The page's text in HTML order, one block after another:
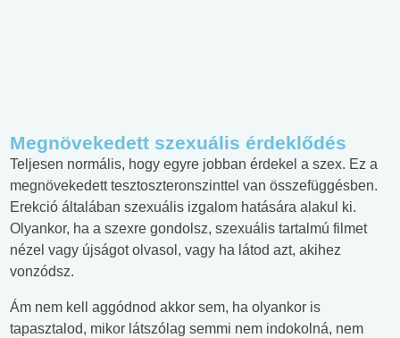
Megnövekedett szexuális érdeklődés
Teljesen normális, hogy egyre jobban érdekel a szex. Ez a
megnövekedett tesztoszteronszinttel van összefüggésben.
Erekció általában szexuális izgalom hatására alakul ki.
Olyankor, ha a szexre gondolsz, szexuális tartalmú filmet
nézel vagy újságot olvasol, vagy ha látod azt, akihez
vonzódsz.
Ám nem kell aggódnod akkor sem, ha olyankor is
tapasztalod, mikor látszólag semmi nem indokolná, nem